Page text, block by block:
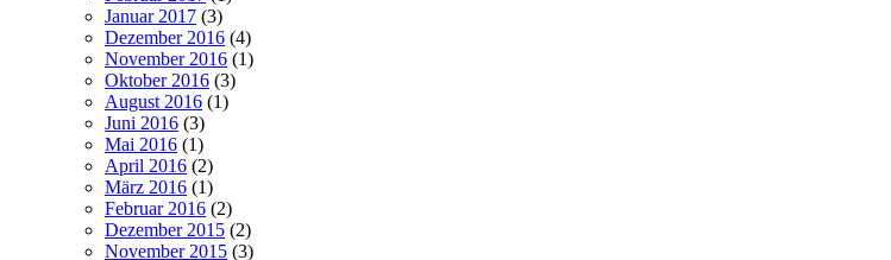
Januar 2017 (3)
Dezember 2016 (4)
November 2016 (1)
Oktober 2016 (3)
August 2016 (1)
Juni 2016 (3)
Mai 2016 (1)
April 2016 (2)
März 2016 (1)
Februar 2016 (2)
Dezember 2015 (2)
November 2015 (3)